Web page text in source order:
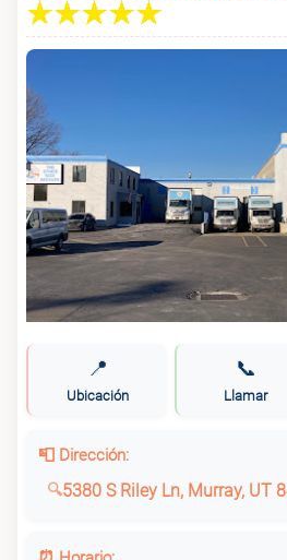
📍
Ubicación
📞
Llamar
📮 Dirección:
5380 S Riley Ln, Murray, UT